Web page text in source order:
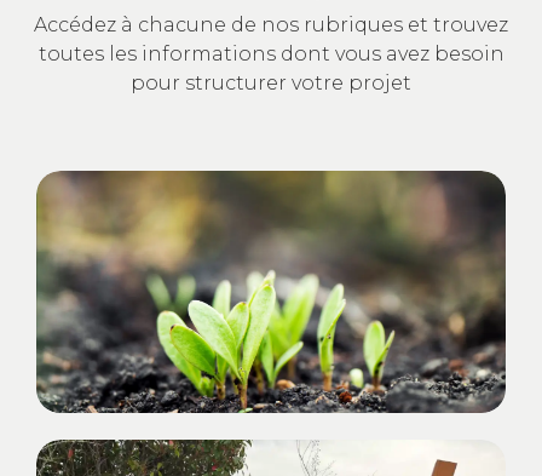
Accédez à chacune de nos rubriques et trouvez
toutes les informations dont vous avez besoin
pour structurer votre projet